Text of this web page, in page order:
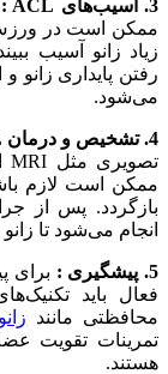
3. آسیب‌های : ACL
ممکن است در
رفتن پایداری
می‌شود.
4. تشخیص و درمان ACL :
ممکن است لازم
بازگردد. پس از
انجام می‌شود تا
5. پیشگیری :
فعال باید
محافظتی مانند
تمرینات تقویت
هستند.